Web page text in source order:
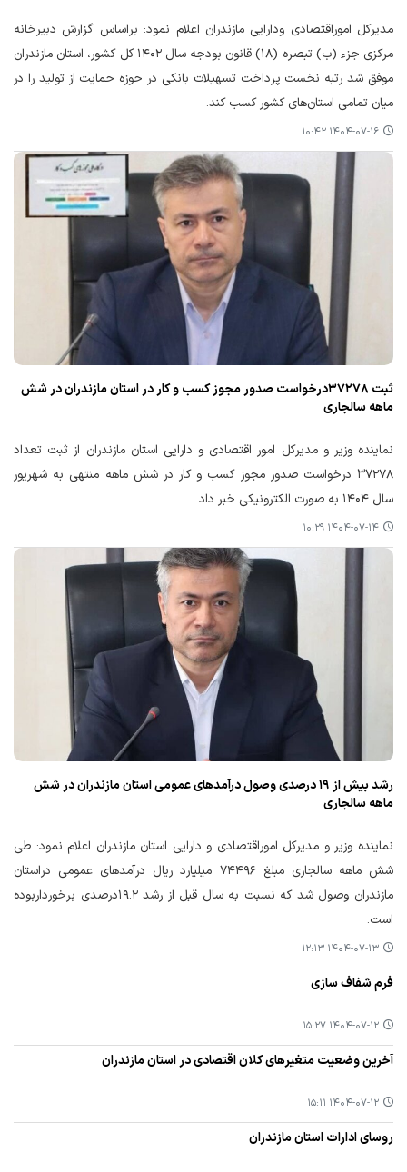
مدیرکل اموراقتصادی ودارایی مازندران اعلام نمود: براساس گزارش دبیرخانه
مرکزی جزء (ب) تبصره (۱۸) قانون بودجه سال ۱۴۰۲ کل کشور، استان مازندران
موفق شد رتبه نخست پرداخت تسهیلات بانکی در حوزه حمایت از تولید را در
میان تمامی استان‌های کشور کسب کند.
۱۴۰۴-۰۷-۱۶ ۱۰:۴۲
ثبت ۳۷۲۷۸درخواست صدور مجوز کسب و کار در استان مازندران در شش
ماهه سالجاری
نماینده وزیر و مدیرکل امور اقتصادی و دارایی استان مازندران از ثبت تعداد
۳۷۲۷۸ درخواست صدور مجوز کسب و کار در شش ‌ماهه منتهی به شهریور
سال ۱۴۰۴ به صورت الکترونیکی خبر داد.
۱۴۰۴-۰۷-۱۴ ۱۰:۲۹
رشد بیش از ۱۹ درصدی وصول درآمدهای عمومی استان مازندران در شش
ماهه سالجاری
نماینده وزیر و مدیرکل اموراقتصادی و دارایی استان مازندران اعلام نمود: طی
شش ماهه سالجاری مبلغ ۷۴۴۹۶ میلیارد ریال درآمدهای عمومی دراستان
مازندران وصول شد که نسبت به سال قبل از رشد ۱۹.۲درصدی برخورداربوده
است.
۱۴۰۴-۰۷-۱۳ ۱۲:۱۳
فرم شفاف سازی
۱۴۰۴-۰۷-۱۲ ۱۵:۲۷
آخرین وضعیت متغیرهای کلان اقتصادی در استان مازندران
۱۴۰۴-۰۷-۱۲ ۱۵:۱۱
روسای ادارات استان مازندران